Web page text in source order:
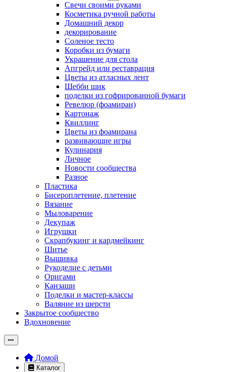
Свечи своими руками
Косметика ручной работы
Домашний декор
декорирование
Соленое тесто
Коробки из бумаги
Украшение для стола
Апгрейд или реставрация
Цветы из атласных лент
Шебби шик
поделки из гофрированной бумаги
Ревелюр (фоамиран)
Картонаж
Квиллинг
Цветы из фоамирана
развивающие игры
Кулинария
Личное
Новости сообщества
Разное
Пластика
Бисероплетение, плетение
Вязание
Мыловарение
Декупаж
Игрушки
Скрапбукинг и кардмейкинг
Шитье
Вышивка
Рукоделие с детьми
Оригами
Канзаши
Поделки и мастер-классы
Валяние из шерсти
Закрытое сообщество
Вдохновение
Домой
Каталог